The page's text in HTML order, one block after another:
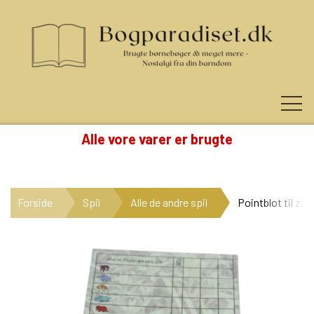
KATEGORIER
Alle vore varer er brugte
Forside Spil Alle de andre spil Pointblot til